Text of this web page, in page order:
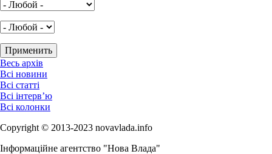
Весь архів
Всі новини
Всі статті
Всі інтерв’ю
Всі колонки
Copyright © 2013-2023 novavlada.info
Інформаційне агентство "Нова Влада"